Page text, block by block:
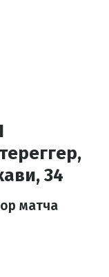
34
матча